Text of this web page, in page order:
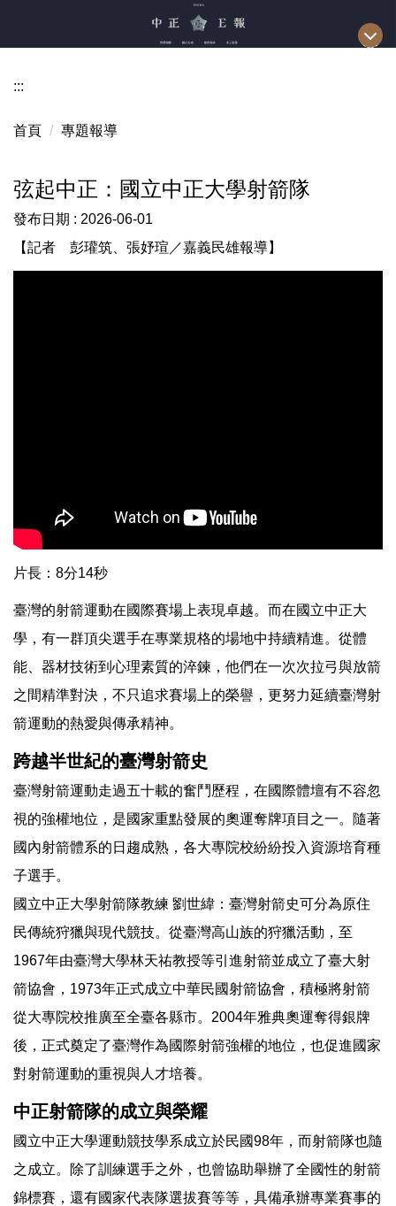
區
:::
首頁 專題報導
弦起中正：國立中正大學射箭隊
發布日期 : 2026-06-01
【記者 彭瓘筑、張妤瑄／嘉義民雄報導】
片長：8分14秒
臺灣的射箭運動在國際賽場上表現卓越。而在國立中正大
學，有一群頂尖選手在專業規格的場地中持續精進。從體
能、器材技術到心理素質的淬鍊，他們在一次次拉弓與放箭
之間精準對決，不只追求賽場上的榮譽，更努力延續臺灣射
箭運動的熱愛與傳承精神。
跨越半世紀的臺灣射箭史
臺灣射箭運動走過五十載的奮鬥歷程，在國際體壇有不容忽
視的強權地位，是國家重點發展的奧運奪牌項目之一。隨著
國內射箭體系的日趨成熟，各大專院校紛紛投入資源培育種
子選手。
國立中正大學射箭隊教練 劉世緯：臺灣射箭史可分為原住
民傳統狩獵與現代競技。從臺灣高山族的狩獵活動，至
1967年由臺灣大學林天祐教授等引進射箭並成立了臺大射
箭協會，1973年正式成立中華民國射箭協會，積極將射箭
從大專院校推廣至全臺各縣市。2004年雅典奧運奪得銀牌
後，正式奠定了臺灣作為國際射箭強權的地位，也促進國家
對射箭運動的重視與人才培養。
中正射箭隊的成立與榮耀
國立中正大學運動競技學系成立於民國98年，而射箭隊也隨
之成立。除了訓練選手之外，也曾協助舉辦了全國性的射箭
錦標賽，還有國家代表隊選拔賽等等，具備承辦專業賽事的